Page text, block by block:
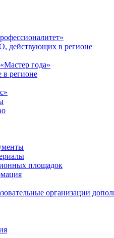
действующих в регионе
года»
регионе
площадок
организации